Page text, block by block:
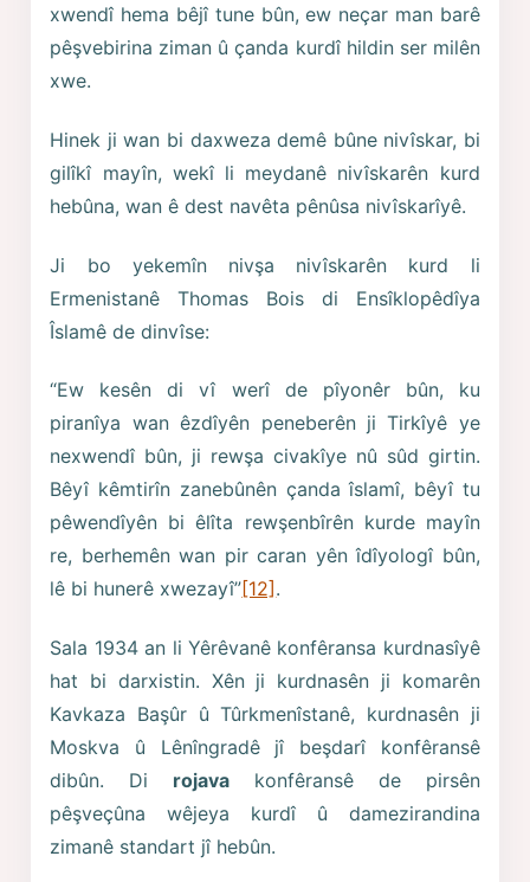
xwendî hema bêjî tune bûn, ew neçar man barê
pêşvebirina ziman û çanda kurdî hildin ser milên
xwe.
Hinek ji wan bi daxweza demê bûne nivîskar, bi
gilîkî mayîn, wekî li meydanê nivîskarên kurd
hebûna, wan ê dest navêta pênûsa nivîskarîyê.
Ji bo yekemîn nivşa nivîskarên kurd li
Ermenistanê Thomas Bois di Ensîklopêdîya
Îslamê de dinvîse:
“Ew kesên di vî werî de pîyonêr bûn, ku
piranîya wan êzdîyên peneberên ji Tirkîyê ye
nexwendî bûn, ji rewşa civakîye nû sûd girtin.
Bêyî kêmtirîn zanebûnên çanda îslamî, bêyî tu
pêwendîyên bi êlîta rewşenbîrên kurde mayîn
re, berhemên wan pir caran yên îdîyologî bûn,
lê bi hunerê xwezayî”[12] .
Sala 1934 an li Yêrêvanê konfêransa kurdnasîyê
hat bi darxistin. Xên ji kurdnasên ji komarên
Kavkaza Başûr û Tûrkmenîstanê, kurdnasên ji
Moskva û Lênîngradê jî beşdarî konfêransê
dibûn. Di rojava konfêransê de pirsên
pêşveçûna wêjeya kurdî û damezirandina
zimanê standart jî hebûn.